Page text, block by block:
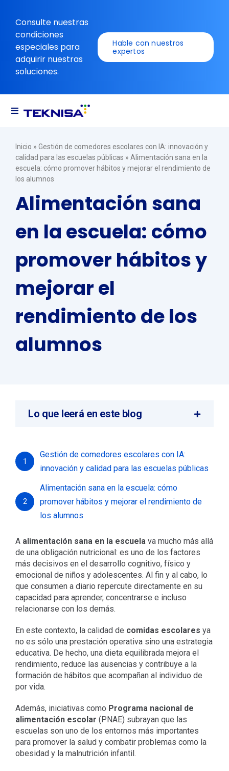
contenido
Consulte nuestras
condiciones
especiales para
adquirir nuestras
soluciones.
Hable con nuestros
expertos
Alternar
Recursos
Inicio » Gestión de comedores escolares con IA: innovación y
calidad para las escuelas públicas » Alimentación sana en la
escuela: cómo promover hábitos y mejorar el rendimiento de
los alumnos
Alimentación sana
en la escuela: cómo
promover hábitos y
mejorar el
rendimiento de los
alumnos
A alimentación sana en la escuela va mucho más allá
de una obligación nutricional: es uno de los factores
más decisivos en el desarrollo cognitivo, físico y
emocional de niños y adolescentes. Al fin y al cabo, lo
que consumen a diario repercute directamente en su
capacidad para aprender, concentrarse e incluso
relacionarse con los demás.
En este contexto, la calidad de comidas escolares ya
no es sólo una prestación operativa sino una estrategia
educativa. De hecho, una dieta equilibrada mejora el
rendimiento, reduce las ausencias y contribuye a la
formación de hábitos que acompañan al individuo de
por vida.
Además, iniciativas como Programa nacional de
alimentación escolar (PNAE) subrayan que las
escuelas son uno de los entornos más importantes
para promover la salud y combatir problemas como la
obesidad y la malnutrición infantil.
Lo que leerá en este blog
1
Gestión de comedores escolares con IA:
innovación y calidad para las escuelas públicas
2
Alimentación sana en la escuela: cómo
promover hábitos y mejorar el rendimiento de
los alumnos